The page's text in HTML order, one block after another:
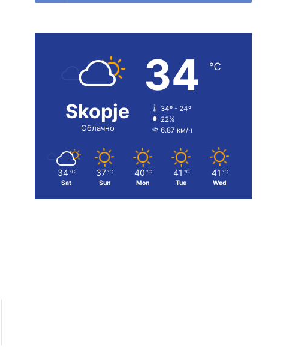
Skopje
Облачно
34 ℃
34º - 24º
22%
6.87 км/ч
34 ℃
Sat
37 ℃
Sun
40 ℃
Mon
41 ℃
Tue
41 ℃
Wed